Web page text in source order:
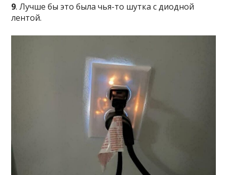
9. Лучше бы это была чья-то шутка с диодной
лентой.